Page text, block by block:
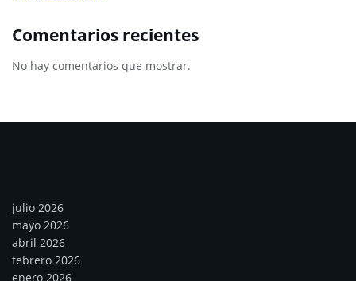
Comentarios recientes
No hay comentarios que mostrar.
julio 2026
mayo 2026
abril 2026
febrero 2026
enero 2026